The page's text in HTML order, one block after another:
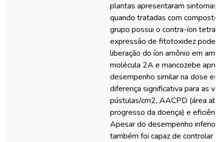
plantas apresentaram
quando tratadas com
grupo possui o contra-íon
expressão de fitotoxidez pode
liberação do íon amônio em
molécula 2A e mancozebe
desempenho similar na dose
diferença significativa para as
pústulas/cm2, AACPD (área
progresso da doença) e
Apesar do desempenho
também foi capaz de controlar